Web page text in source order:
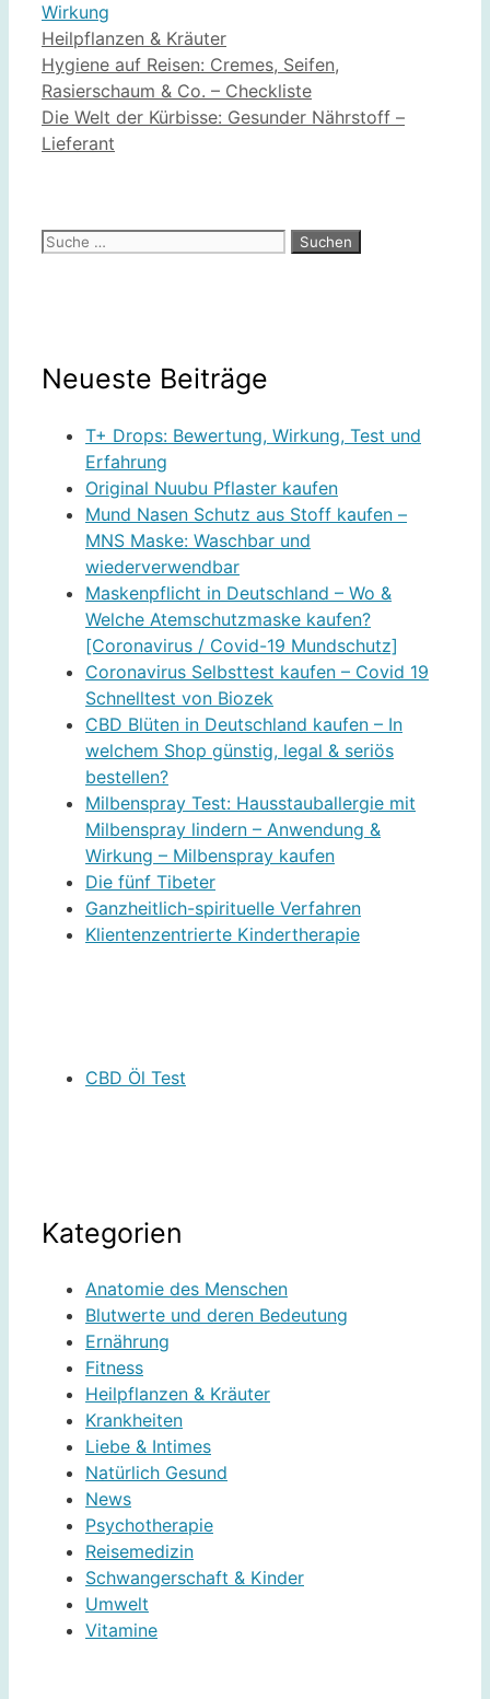
Wirkung
Kategorien
Heilpflanzen & Kräuter
Hygiene auf Reisen: Cremes, Seifen,
Rasierschaum & Co. – Checkliste
Die Welt der Kürbisse: Gesunder Nährstoff –
Lieferant
Suche
Neueste Beiträge
T+ Drops: Bewertung, Wirkung, Test und
Erfahrung
Original Nuubu Pflaster kaufen
Mund Nasen Schutz aus Stoff kaufen –
MNS Maske: Waschbar und
wiederverwendbar
Maskenpflicht in Deutschland – Wo &
Welche Atemschutzmaske kaufen?
[Coronavirus / Covid-19 Mundschutz]
Coronavirus Selbsttest kaufen – Covid 19
Schnelltest von Biozek
CBD Blüten in Deutschland kaufen – In
welchem Shop günstig, legal & seriös
bestellen?
Milbenspray Test: Hausstauballergie mit
Milbenspray lindern – Anwendung &
Wirkung – Milbenspray kaufen
Die fünf Tibeter
Ganzheitlich-spirituelle Verfahren
Klientenzentrierte Kindertherapie
CBD Öl Test
Kategorien
Anatomie des Menschen
Blutwerte und deren Bedeutung
Ernährung
Fitness
Heilpflanzen & Kräuter
Krankheiten
Liebe & Intimes
Natürlich Gesund
News
Psychotherapie
Reisemedizin
Schwangerschaft & Kinder
Umwelt
Vitamine